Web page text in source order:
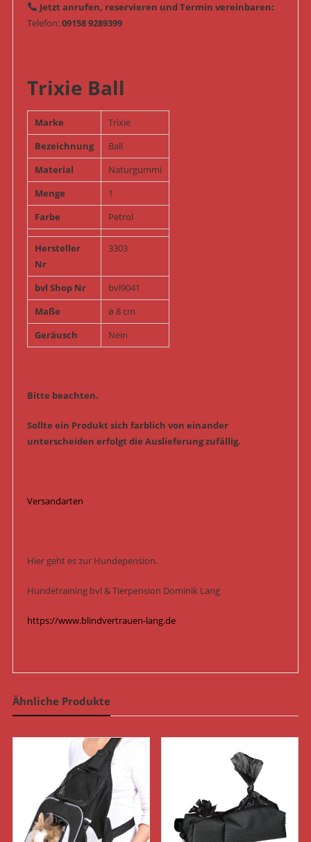
Jetzt anrufen, reservieren und Termin vereinbaren:
Telefon:09158 9289399
Trixie Ball
Marke
Trixie
Bezeichnung
Ball
Material
Naturgummi
Menge
1
Farbe
Petrol
Hersteller
Nr
3303
bvl Shop Nr
bvl9041
Maße
ø 8 cm
Geräusch
Nein
Bitte beachten.
Sollte ein Produkt sich farblich von einander
unterscheiden erfolgt die Auslieferung zufällig.
Versandarten
Hier geht es zur Hundepension.
Hundetraining bvl & Tierpension Dominik Lang
https://www.blindvertrauen-lang.de
Ähnliche Produkte